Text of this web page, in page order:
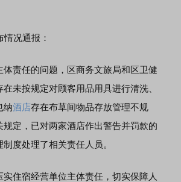
况通报：
责任的问题，区商务文旅局和区卫健
在未按规定对顾客用品用具进行清洗、
纳酒店存在布草间物品存放管理不规
定，已对两家酒店作出警告并罚款的
度处理了相关责任人员。
住宿经营单位主体责任，切实保障人